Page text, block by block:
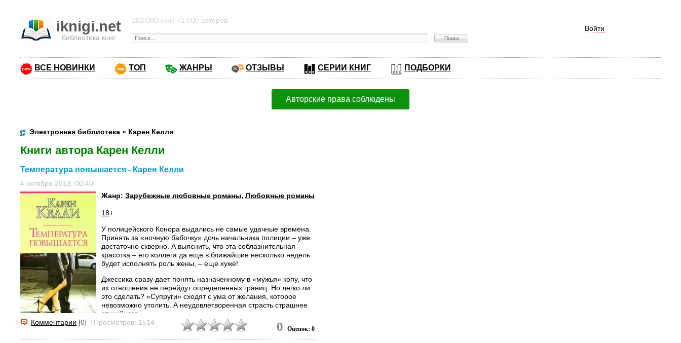
iknigi.net
библиотека книг
Войти
282 000 книг, 71 000 авторов
ВСЕ НОВИНКИ ТОП ЖАНРЫ ОТЗЫВЫ СЕРИИ КНИГ ПОДБОРКИ
Авторские права соблюдены
Электронная библиотека » Карен Келли
Книги автора Карен Келли
Температура повышается - Карен Келли
4 октября 2013, 00:40
Жанр:Зарубежные любовные романы,Любовные романы
18+
У полицейского Конора выдались не самые удачные времена.
Принять за «ночную бабочку» дочь начальника полиции – уже
достаточно скверно. А выяснить, что эта соблазнительная
красотка – его коллега да еще в ближайшие несколько недель
будет исполнять роль жены, – еще хуже!
Джессика сразу дает понять назначенному в «мужья» копу, что
их отношения не перейдут определенных границ. Но легко ли
это сделать? «Супруги» сходят с ума от желания, которое
невозможно утолить. А неудовлетворенная страсть страшнее
стихийного...
Комментарии [0] | Просмотров: 1514 0 Оценок: 0